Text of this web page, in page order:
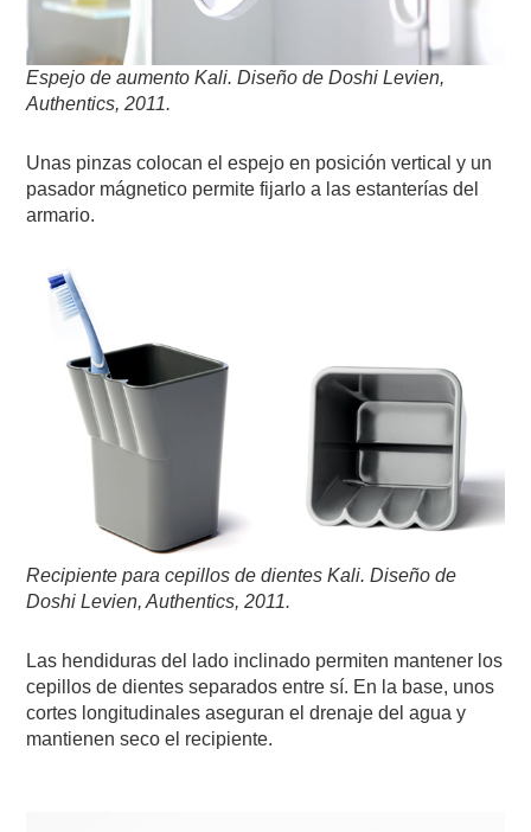
Espejo de aumento Kali.Diseño de Doshi Levien,
Authentics,2011.
Unas pinzas colocan el espejo en posición vertical y un
pasador mágnetico permite fijarlo a las estanterías del
armario.
Recipiente para cepillos de dientes Kali.Diseño de
Doshi Levien, Authentics,2011.
Las hendiduras del lado inclinado permiten mantener los
cepillos de dientes separados entre sí. En la base, unos
cortes longitudinales aseguran el drenaje del agua y
mantienen seco el recipiente.